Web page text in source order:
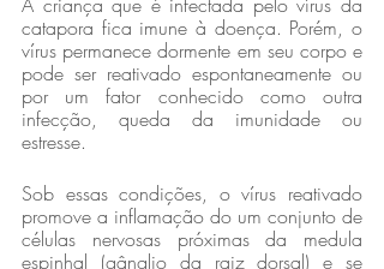
catapora fica imune à doença. Porém, o
vírus permanece dormente em seu corpo e
pode ser reativado espontaneamente ou
por um fator conhecido como outra
infecção, queda da imunidade ou
estresse.
Sob essas condições, o vírus reativado
promove a inflamação do um conjunto de
células nervosas próximas da medula
espinhal (gânglio da raiz dorsal) e se